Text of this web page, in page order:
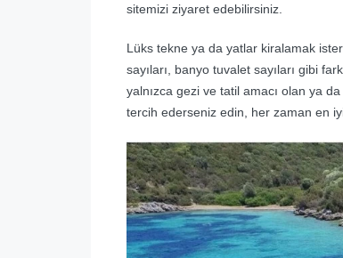
sitemizi ziyaret edebilirsiniz.
Lüks tekne ya da yatlar kiralamak
sayıları, banyo tuvalet sayıları gibi
yalnızca gezi ve tatil amacı olan ya
tercih ederseniz edin, her zaman en